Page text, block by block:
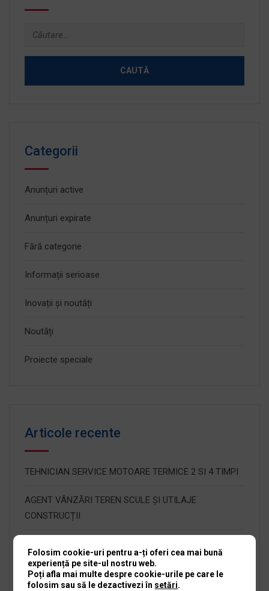
Caută
Categorii
Anunțuri active
Anunțuri expirate
Fără categorie
Informații serioase
Inovații și noutăți
Noutăți
Proiecte speciale
Articole recente
TEHNICIAN SERVICE MOTOARE TERMICE 2 SI 4 TIMPI
AGENT VÂNZĂRI TEREN SCULE ȘI UTILAJE
CONSTRUCȚII
RECEPȚIONER SERVICE SCULE ȘI UTILAJE
Folosim cookie-uri pentru a-ți oferi cea mai bună
experiență pe site-ul nostru web.
Poți afla mai multe despre cookie-urile pe care le
folosim sau să le dezactivezi în setări.